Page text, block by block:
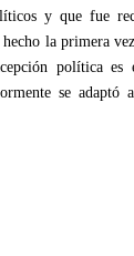
y que fue
la primera
política
se adaptó